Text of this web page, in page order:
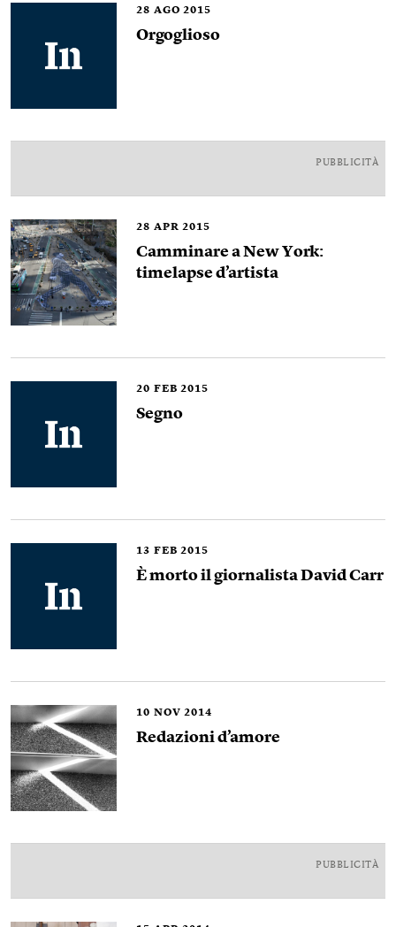
28 AGO 2015
Orgoglioso
PUBBLICITÀ
28 APR 2015
Camminare a New York:
timelapse d’artista
20 FEB 2015
Segno
13 FEB 2015
È morto il giornalista David Carr
10 NOV 2014
Redazioni d’amore
PUBBLICITÀ